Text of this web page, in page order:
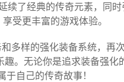
了经典的传奇元素，同
受更丰富的游戏体验。
多样的强化装备系统，再
。无论你是追求装备强
自己的传奇故事！